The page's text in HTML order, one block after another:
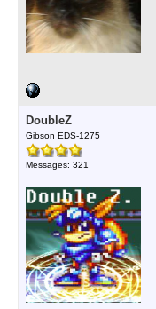
DoubleZ
Gibson EDS-1275
Messages: 321